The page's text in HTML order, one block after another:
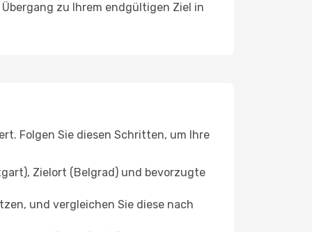
zu Ihrem endgültigen Ziel in
Folgen Sie diesen Schritten, um Ihre
Zielort (Belgrad) und bevorzugte
und vergleichen Sie diese nach